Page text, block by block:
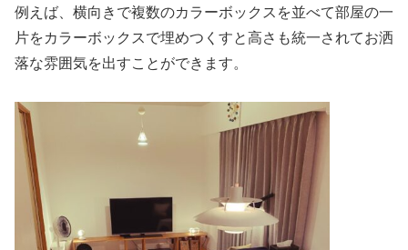
例えば、横向きで複数のカラーボックスを並べて部屋の一
片をカラーボックスで埋めつくすと高さも統一されてお洒
落な雰囲気を出すことができます。